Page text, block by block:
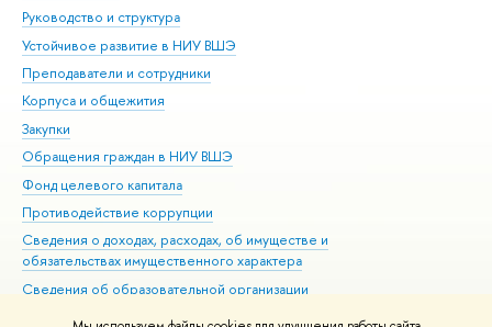
Руководство и структура
Устойчивое развитие в НИУ ВШЭ
Преподаватели и сотрудники
Корпуса и общежития
Закупки
Обращения граждан в НИУ ВШЭ
Фонд целевого капитала
Противодействие коррупции
Сведения о доходах, расходах, об имуществе и
обязательствах имущественного характера
Сведения об образовательной организации
Людям с ограниченными возможностями здоровья